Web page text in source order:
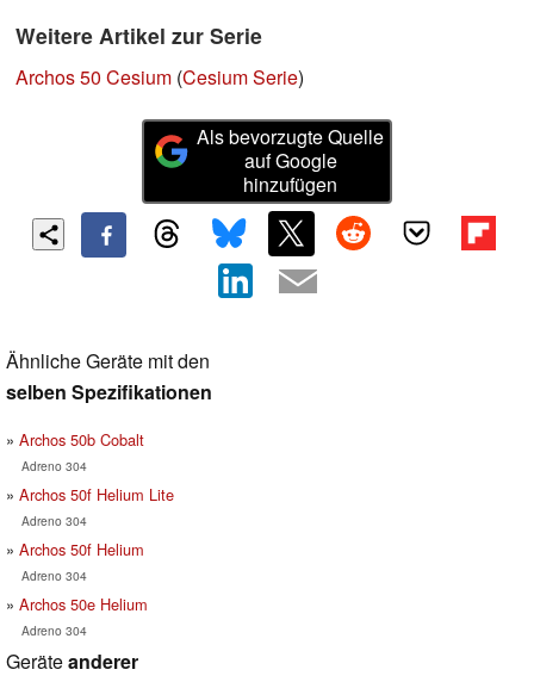
Weitere Artikel zur Serie
Archos 50 Cesium (Cesium Serie)
Als bevorzugte Quelle
auf Google
hinzufügen
Ähnliche Geräte mit den
selben Spezifikationen
Archos 50b Cobalt
Adreno 304
Archos 50f Helium Lite
Adreno 304
Archos 50f Helium
Adreno 304
Archos 50e Helium
Adreno 304
Geräteanderer